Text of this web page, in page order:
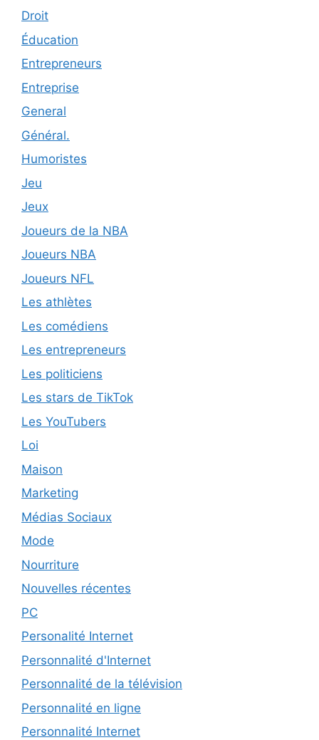
Droit
Éducation
Entrepreneurs
Entreprise
General
Général.
Humoristes
Jeu
Jeux
Joueurs de la NBA
Joueurs NBA
Joueurs NFL
Les athlètes
Les comédiens
Les entrepreneurs
Les politiciens
Les stars de TikTok
Les YouTubers
Loi
Maison
Marketing
Médias Sociaux
Mode
Nourriture
Nouvelles récentes
PC
Personalité Internet
Personnalité d'Internet
Personnalité de la télévision
Personnalité en ligne
Personnalité Internet